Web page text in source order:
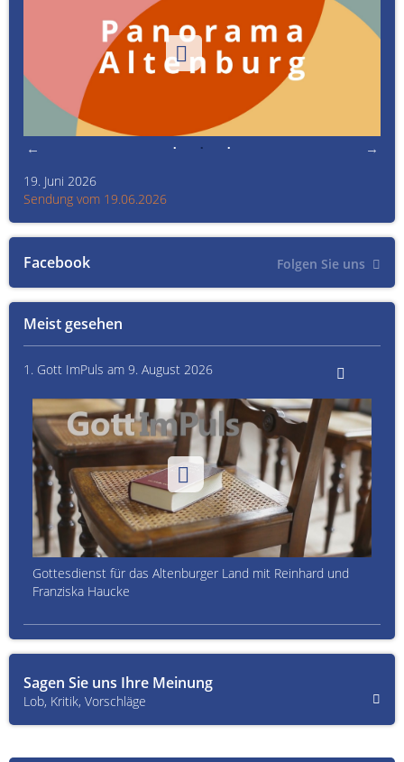
Meist gesehen
1. Gott ImPuls am 9. August 2026
Gottesdienst für das Altenburger Land mit Reinhard und
Franziska Haucke
Facebook Folgen Sie uns
19. Juni 2026
Sendung vom 19.06.2026
Sagen Sie uns Ihre Meinung
Lob, Kritik, Vorschläge